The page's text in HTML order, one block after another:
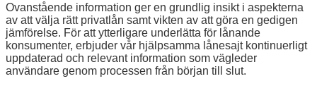
Ovanstående information ger en grundlig insikt i aspekterna
av att välja rätt privatlån samt vikten av att göra en gedigen
jämförelse. För att ytterligare underlätta för lånande
konsumenter, erbjuder vår hjälpsamma lånesajt kontinuerligt
uppdaterad och relevant information som vägleder
användare genom processen från början till slut.